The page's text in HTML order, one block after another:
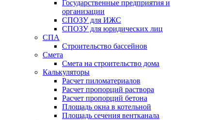
Государственные предприятия и
организации
СПОЗУ для ИЖС
СПОЗУ для юридических лиц
СПА
Строительство бассейнов
Смета
Смета на строительство дома
Калькуляторы
Расчет пиломатериалов
Расчет пропорций раствора
Расчет пропорций бетона
Площадь окна в котельной
Площадь сечения вентканала